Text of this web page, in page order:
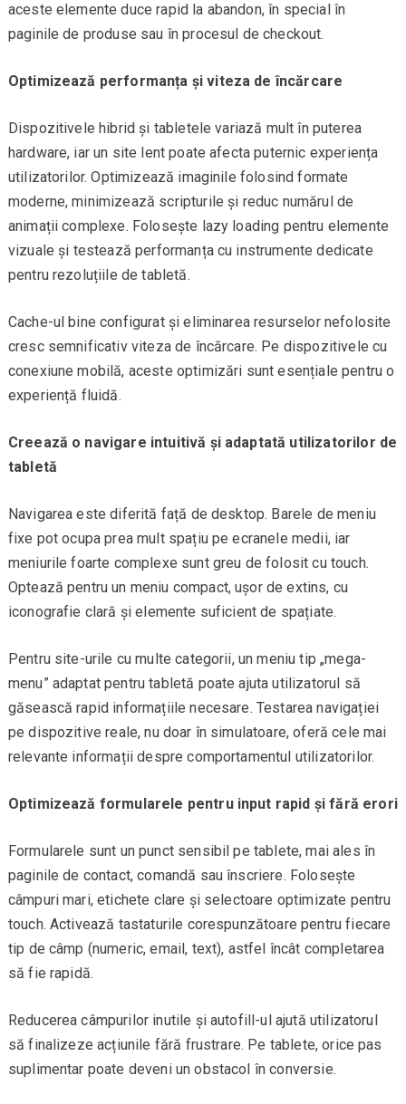
aceste elemente duce rapid la abandon, în special în
paginile de produse sau în procesul de checkout.
Optimizează performanța și viteza de încărcare
Dispozitivele hibrid și tabletele variază mult în puterea
hardware, iar un site lent poate afecta puternic experiența
utilizatorilor. Optimizează imaginile folosind formate
moderne, minimizează scripturile și reduc numărul de
animații complexe. Folosește lazy loading pentru elemente
vizuale și testează performanța cu instrumente dedicate
pentru rezoluțiile de tabletă.
Cache-ul bine configurat și eliminarea resurselor nefolosite
cresc semnificativ viteza de încărcare. Pe dispozitivele cu
conexiune mobilă, aceste optimizări sunt esențiale pentru o
experiență fluidă.
Creează o navigare intuitivă și adaptată utilizatorilor de
tabletă
Navigarea este diferită față de desktop. Barele de meniu
fixe pot ocupa prea mult spațiu pe ecranele medii, iar
meniurile foarte complexe sunt greu de folosit cu touch.
Optează pentru un meniu compact, ușor de extins, cu
iconografie clară și elemente suficient de spațiate.
Pentru site-urile cu multe categorii, un meniu tip „mega-
menu” adaptat pentru tabletă poate ajuta utilizatorul să
găsească rapid informațiile necesare. Testarea navigației
pe dispozitive reale, nu doar în simulatoare, oferă cele mai
relevante informații despre comportamentul utilizatorilor.
Optimizează formularele pentru input rapid și fără erori
Formularele sunt un punct sensibil pe tablete, mai ales în
paginile de contact, comandă sau înscriere. Folosește
câmpuri mari, etichete clare și selectoare optimizate pentru
touch. Activează tastaturile corespunzătoare pentru fiecare
tip de câmp (numeric, email, text), astfel încât completarea
să fie rapidă.
Reducerea câmpurilor inutile și autofill-ul ajută utilizatorul
să finalizeze acțiunile fără frustrare. Pe tablete, orice pas
suplimentar poate deveni un obstacol în conversie.